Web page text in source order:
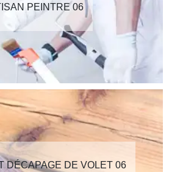
PEINTRE 06
DÉCAPAGE DE VOLET 06